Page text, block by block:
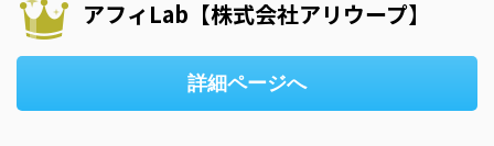
アフィLab【株式会社アリウープ】
詳細ページへ